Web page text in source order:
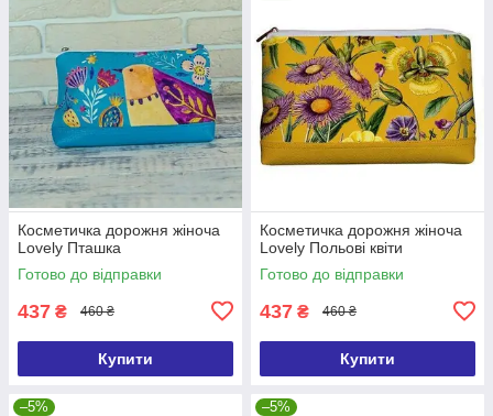
Косметичка дорожня жіноча
Lovely Пташка
Готово до відправки
437 ₴ 460 ₴
Купити
Косметичка дорожня жіноча
Lovely Польові квіти
Готово до відправки
437 ₴ 460 ₴
Купити
–5% –5%